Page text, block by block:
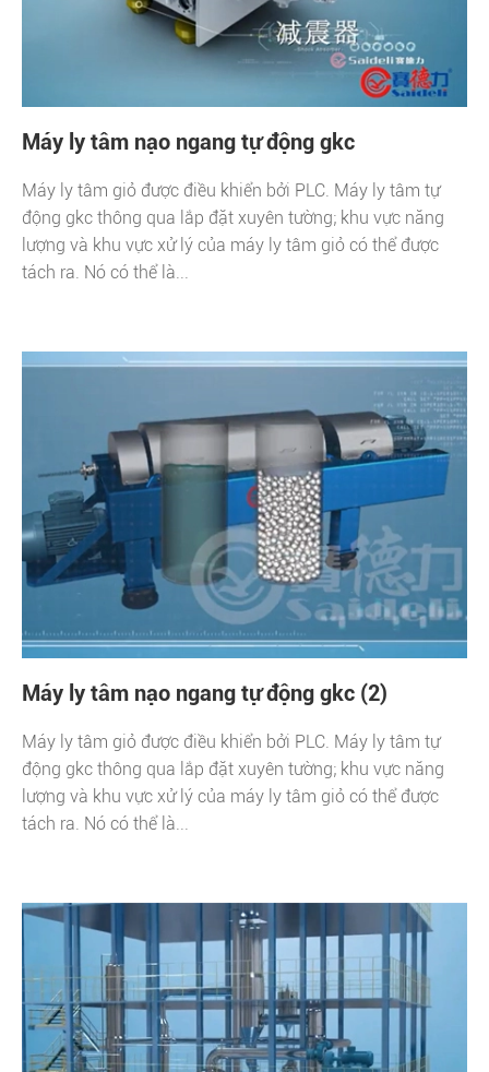
Máy ly tâm nạo ngang tự động gkc
Máy ly tâm giỏ được điều khiển bởi PLC. Máy ly tâm tự
động gkc thông qua lắp đặt xuyên tường; khu vực năng
lượng và khu vực xử lý của máy ly tâm giỏ có thể được
tách ra. Nó có thể là...
Máy ly tâm nạo ngang tự động gkc (2)
Máy ly tâm giỏ được điều khiển bởi PLC. Máy ly tâm tự
động gkc thông qua lắp đặt xuyên tường; khu vực năng
lượng và khu vực xử lý của máy ly tâm giỏ có thể được
tách ra. Nó có thể là...